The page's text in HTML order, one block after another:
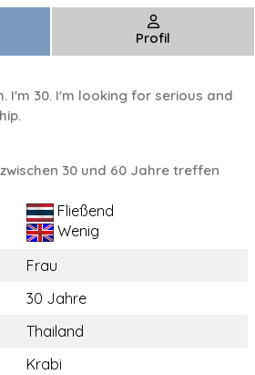
Profil
I'm 30. I'm looking for serious and
30 und 60 Jahre treffen
Fließend
Wenig
Frau
30 Jahre
Thailand
Krabi